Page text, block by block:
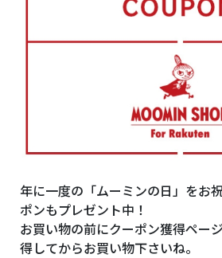
年に一度の「ムーミンの日」をお
ポンもプレゼント中！
お買い物の前にクーポン獲得ペー
得してからお買い物下さいね。